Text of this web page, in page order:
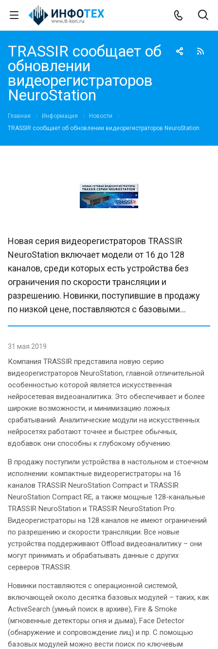
TRASSIR сообщает об
обновлении
видеорегистраторов
NeuroStation
Главная Информация
Новости
TRASSIR сообщает об обновлении видеорегистраторов NeuroStation
Новая серия видеорегистраторов TRASSIR
NeuroStation включает модели от 16 до 128
каналов, среди которых есть устройства без
ограничения по скорости трансляции и
разрешению. Новинки, поступившие в продажу
по низкой цене, поставляются с базовыми...
31 мая 2019
Компания TRASSIR представила новую серию
видеорегистраторов NeuroStation, главной отличительной
особенностью которой является искусственная
нейросетевая видеоаналитика. Это обеспечивает и более
широкие возможности, и минимизацию ложных
срабатываний. Аналитические модули на искусственных
нейросетях работают точнее и быстрее обычных,
вдобавок они способны к глубокому обучению.
В продажу поступили устройства в настольном и стоечном
исполнении: компактные видеорегистраторы на 16
каналов TRASSIR NeuroStation Compact и TRASSIR
NeuroStation Compact RE, а также мощные 128-канальные
TRASSIR NeuroStation и TRASSIR NeuroStation Pro.
Видеорегистраторы на 128 каналов не имеют ограничений
по разрешению и скорости трансляции. Все новые
устройства поддерживают Offload видеоаналитику – они
могут принимать и обрабатывать данные с других
серверов TRASSIR.
Новинки поставляются с операционной системой,
включающей около десятка базовых модулей – таких, как
ActiveSearch (умный поиск в архиве), Fire & Smoke
(мгновенные детекторы огня и дыма), Face Detector
(обнаружение и сопровождение лиц) и пр. С помощью
базовых модулей можно вести поиск по ключевым